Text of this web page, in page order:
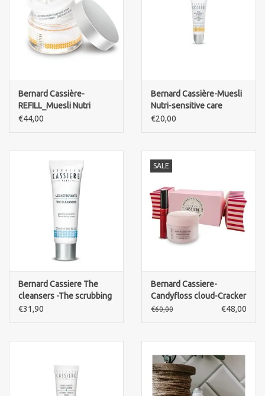
Bernard Cassière-
REFILL_Muesli Nutri
sensitive care -intense
€44,00
Bernard Cassière-Muesli
Nutri-sensitive care
Honey-nourishing lip balm
€20,00
Bernard Cassiere The
cleansers -The scrubbing
cream
€31,90
SALE
Bernard Cassiere-
Candyfloss cloud-Cracker
€60,00 €48,00